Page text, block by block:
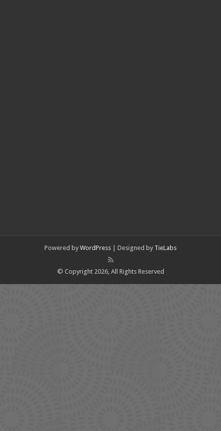
Powered by WordPress | Designed by TieLabs
© Copyright 2026, All Rights Reserved